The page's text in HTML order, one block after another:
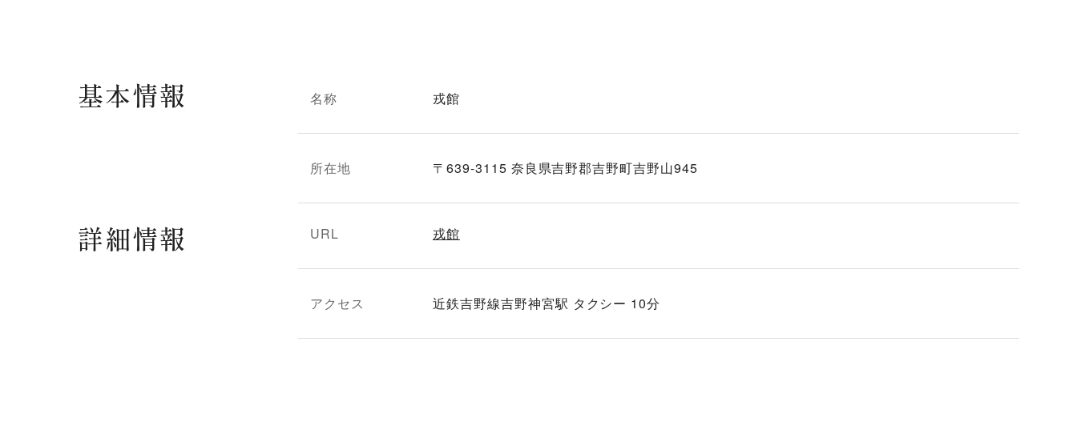
基本情報 名称 戎館
所在地 〒639-3115 奈良県吉野郡吉野町吉野山945
詳細情報 URL 戎館
アクセス 近鉄吉野線吉野神宮駅 タクシー 10分